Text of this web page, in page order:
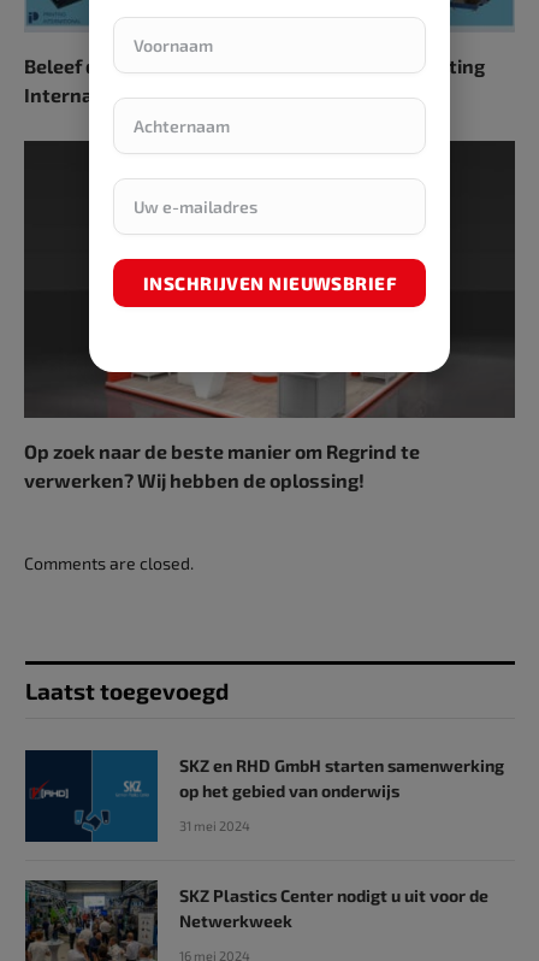
Beleef de meerwaarde van tampondruk bij Printing
International
Op zoek naar de beste manier om Regrind te
verwerken? Wij hebben de oplossing!
Comments are closed.
Laatst toegevoegd
SKZ en RHD GmbH starten samenwerking
op het gebied van onderwijs
31 mei 2024
SKZ Plastics Center nodigt u uit voor de
Netwerkweek
16 mei 2024
INSCHRIJVEN NIEUWSBRIEF